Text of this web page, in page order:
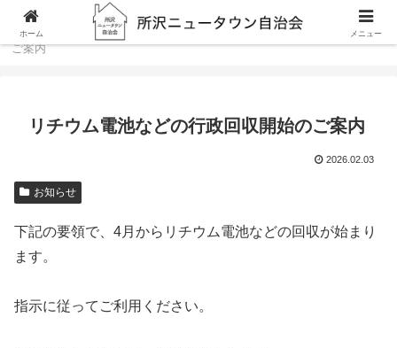
お知らせ
リチウム電池などの行政回収開始の
ご案内
リチウム電池などの行政回収開始のご案内
2026.02.03
お知らせ
下記の要領で、4月からリチウム電池などの回収が始まり
ます。
指示に従ってご利用ください。
ホーム メニュー